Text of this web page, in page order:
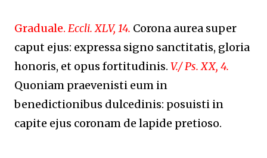
Graduale. Eccli. XLV, 14. Corona aurea super
caput ejus: expressa signo sanctitatis, gloria
honoris, et opus fortitudinis. V./ Ps. XX, 4.
Quoniam praevenisti eum in
benedictionibus dulcedinis: posuisti in
capite ejus coronam de lapide pretioso.